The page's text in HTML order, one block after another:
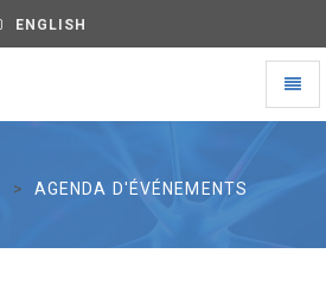
ENGLISH
AGENDA D'ÉVÉNEMENTS